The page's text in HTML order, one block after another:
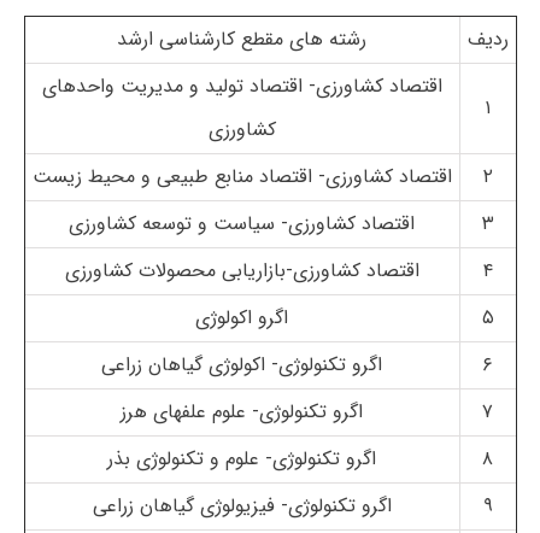
ردیف رشته های مقطع کارشناسی ارشد
۱
اقتصاد کشاورزی- اقتصاد تولید و مدیریت واحدهای
کشاورزی
۲
اقتصاد کشاورزی- اقتصاد منابع طبیعی و محیط زیست
۳
اقتصاد کشاورزی- سیاست و توسعه کشاورزی
۴
اقتصاد کشاورزی-بازاریابی محصولات کشاورزی
۵
اگرو اکولوژی
۶
اگرو تکنولوژی- اکولوژی گیاهان زراعی
۷
اگرو تکنولوژی- علوم علفهای هرز
۸
اگرو تکنولوژی- علوم و تکنولوژی بذر
۹
اگرو تکنولوژی- فیزیولوژی گیاهان زراعی